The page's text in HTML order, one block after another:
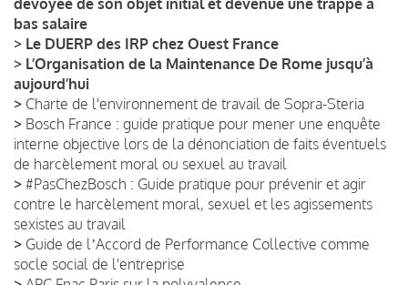
bas salaire
> Le DUERP des IRP chez Ouest France
> L’Organisation de la Maintenance De Rome jusqu’à
aujourd’hui
> Charte de l'environnement de travail de Sopra-Steria
> Bosch France : guide pratique pour mener une enquête
interne objective lors de la dénonciation de faits éventuels
de harcèlement moral ou sexuel au travail
> #PasChezBosch : Guide pratique pour prévenir et agir
contre le harcèlement moral, sexuel et les agissements
sexistes au travail
> Guide de lʼAccord de Performance Collective comme
socle social de l'entreprise